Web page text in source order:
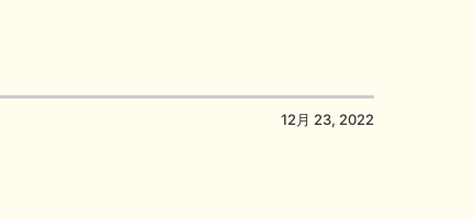
12月 23, 2022